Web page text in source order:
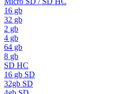
16 gb
32 gb
2 gb
4 gb
64 gb
8 gb
SD HC
16 gb SD
32gb SD